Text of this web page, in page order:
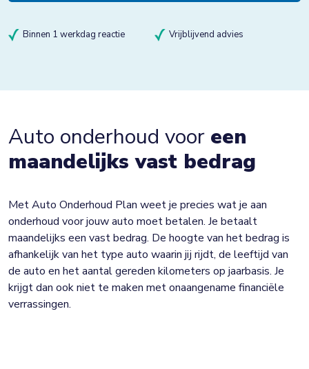
Binnen 1 werkdag reactie Vrijblijvend advies
Auto onderhoud voor een
maandelijks vast bedrag
Met Auto Onderhoud Plan weet je precies wat je aan
onderhoud voor jouw auto moet betalen. Je betaalt
maandelijks een vast bedrag. De hoogte van het bedrag is
afhankelijk van het type auto waarin jij rijdt, de leeftijd van
de auto en het aantal gereden kilometers op jaarbasis. Je
krijgt dan ook niet te maken met onaangename financiële
verrassingen.